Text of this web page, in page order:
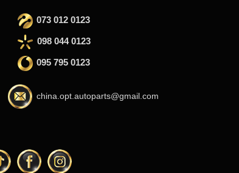
073 012 0123
098 044 0123
095 795 0123
china.opt.autoparts@gmail.com